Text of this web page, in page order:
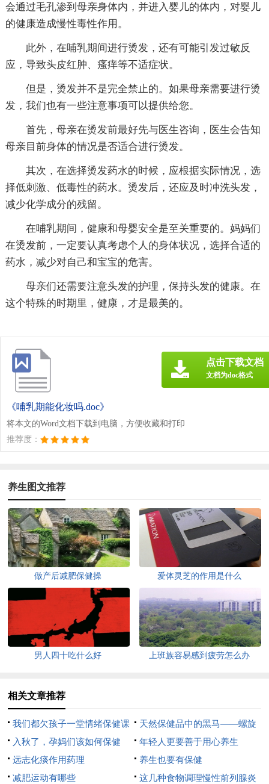
会通过毛孔渗到母亲身体内，并进入婴儿的体内，对婴儿
的健康造成慢性毒性作用。
此外，在哺乳期间进行烫发，还有可能引发过敏反
应，导致头皮红肿、瘙痒等不适症状。
但是，烫发并不是完全禁止的。如果母亲需要进行烫
发，我们也有一些注意事项可以提供给您。
首先，母亲在烫发前最好先与医生咨询，医生会告知
母亲目前身体的情况是否适合进行烫发。
其次，在选择烫发药水的时候，应根据实际情况，选
择低刺激、低毒性的药水。烫发后，还应及时冲洗头发，
减少化学成分的残留。
在哺乳期间，健康和母婴安全是至关重要的。妈妈们
在烫发前，一定要认真考虑个人的身体状况，选择合适的
药水，减少对自己和宝宝的危害。
母亲们还需要注意头发的护理，保持头发的健康。在
这个特殊的时期里，健康，才是最美的。
《哺乳期能化妆吗.doc》
将本文的Word文档下载到电脑，方便收藏和打印
推荐度：
点击下载文档
文档为doc格式
养生图文推荐
做产后减肥保健操 爱体灵芝的作用是什么
男人四十吃什么好 上班族容易感到疲劳怎么办
相关文章推荐
我们都欠孩子一堂情绪保健课
天然保健品中的黑马——螺旋
藻
入秋了，孕妈们该如何保健
呢？
年轻人更要善于用心养生
远志化痰作用药理
养生也要有保健
减肥运动有哪些
这几种食物调理慢性前列腺炎